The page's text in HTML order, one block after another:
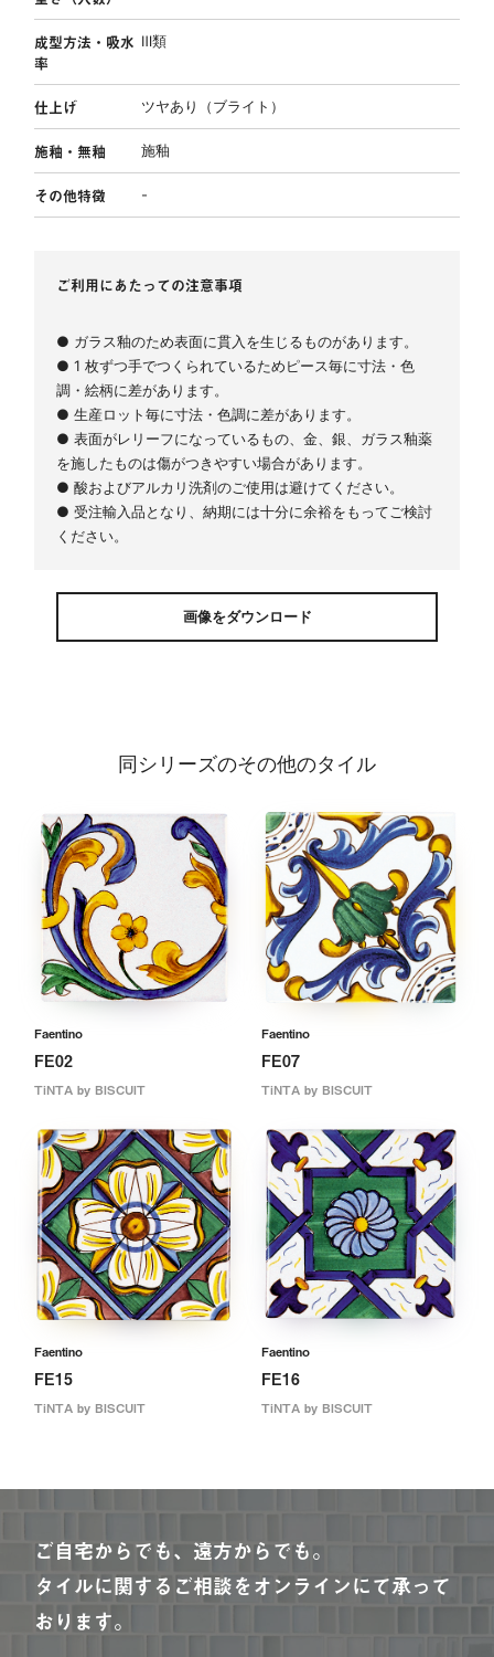
成型方法・吸水
率
Ⅲ類
仕上げ ツヤあり（ブライト）
施釉・無釉 施釉
その他特徴 -
ご利用にあたっての注意事項
● ガラス釉のため表面に貫入を生じるものがあります。
● 1 枚ずつ手でつくられているためピース毎に寸法・色
調・絵柄に差があります。
● 生産ロット毎に寸法・色調に差があります。
● 表面がレリーフになっているもの、金、銀、ガラス釉薬
を施したものは傷がつきやすい場合があります。
● 酸およびアルカリ洗剤のご使用は避けてください。
● 受注輸入品となり、納期には十分に余裕をもってご検討
ください。
画像をダウンロード
同シリーズのその他のタイル
Faentino
FE02
TiNTA by BISCUIT
Faentino
FE07
TiNTA by BISCUIT
Faentino
FE15
TiNTA by BISCUIT
Faentino
FE16
TiNTA by BISCUIT
ご自宅からでも、遠方からでも。
タイルに関するご相談をオンラインにて承って
おります。